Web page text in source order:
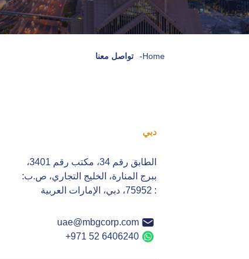
Home
- تواصل معنا
دبي
الطابق رقم 34، مكتب رقم 3401،
ببرج المنارة، الخليج التجاري، ص.ب:
: 75952، دبي، الإمارات العربية
uae@mbgcorp.com
+971 52 6406240